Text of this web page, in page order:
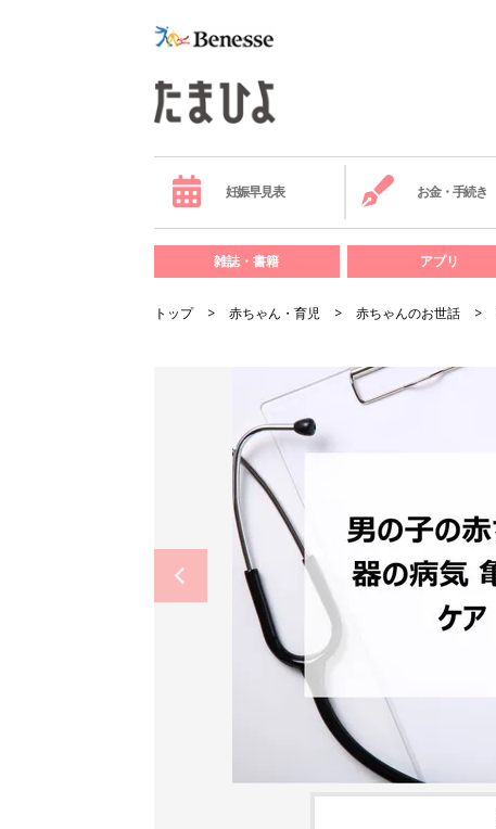
妊娠早見表 お金・手続き
雑誌・書籍 アプリ
トップ 赤ちゃん・育児 赤ちゃんのお世話